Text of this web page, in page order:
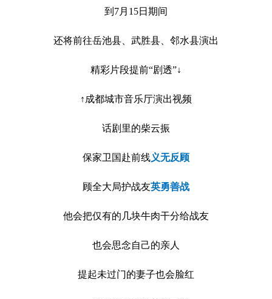
到7月15日期间
还将前往岳池县、武胜县、邻水县演出
精彩片段提前“剧透”↓
↑成都城市音乐厅演出视频
话剧里的柴云振
保家卫国赴前线义无反顾
顾全大局护战友英勇善战
他会把仅有的几块牛肉干分给战友
也会思念自己的亲人
提起未过门的妻子也会脸红